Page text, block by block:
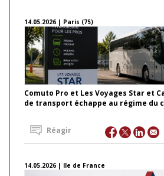
14.05.2026 | Paris (75)
Comuto Pro et Les Voyages Star et
de transport échappe au régime du
Réagir
14.05.2026 | Ile de France